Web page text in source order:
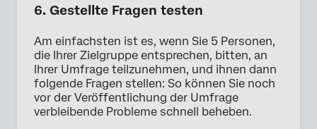
6. Gestellte Fragen testen
Am einfachsten ist es, wenn Sie 5 Personen,
die Ihrer Zielgruppe entsprechen, bitten, an
Ihrer Umfrage teilzunehmen, und ihnen dann
folgende Fragen stellen: So können Sie noch
vor der Veröffentlichung der Umfrage
verbleibende Probleme schnell beheben.